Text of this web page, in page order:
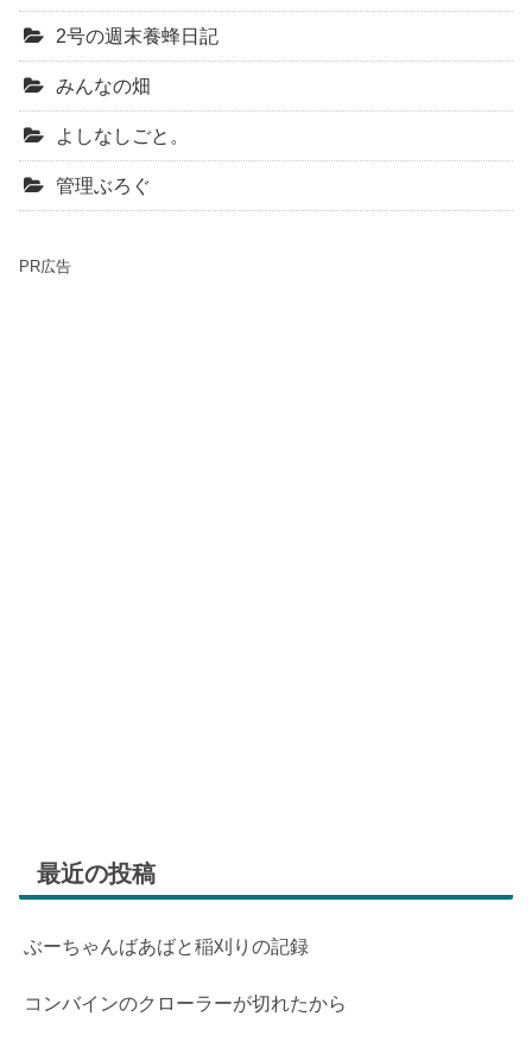
2号の週末養蜂日記
みんなの畑
よしなしごと。
管理ぶろぐ
PR広告
最近の投稿
ぶーちゃんばあばと稲刈りの記録
コンバインのクローラーが切れたから